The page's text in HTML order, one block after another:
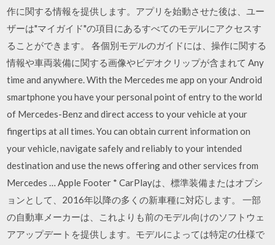
作に関する情報を提供します。アプリを始動させた後は、ユー
ザーは"マイガイド"の項目にあるすべてのモデルにアクセスす
ることができます。 各個別モデルのガイドには、操作に関する
情報や車両装備に関する画像やビデオクリップが含まれて Any
time and anywhere. With the Mercedes me app on your Android
smartphone you have your personal point of entry to the world
of Mercedes-Benz and direct access to your vehicle at your
fingertips at all times. You can obtain current information on
your vehicle, navigate safely and reliably to your intended
destination and use the news offering and other services from
Mercedes … Apple Footer * CarPlayは、標準装備またはオプシ
ョンとして、2016年以降の多くの新車種に対応します。 一部
の自動車メーカーは、これよりも前のモデル向けのソフトウェ
アアップデートを提供します。モデルによっては特定の仕様で